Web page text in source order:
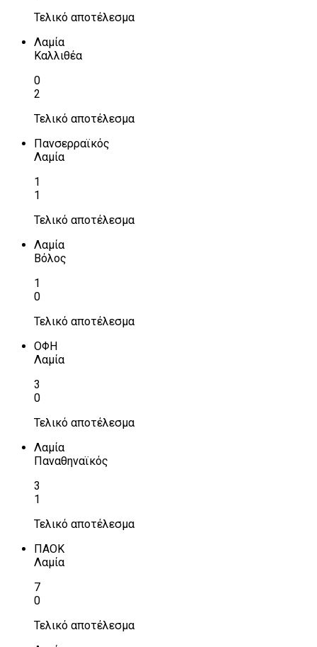
Τελικό αποτέλεσμα
Λαμία
Καλλιθέα
0
2
Τελικό αποτέλεσμα
Πανσερραϊκός
Λαμία
1
1
Τελικό αποτέλεσμα
Λαμία
Βόλος
1
0
Τελικό αποτέλεσμα
ΟΦΗ
Λαμία
3
0
Τελικό αποτέλεσμα
Λαμία
Παναθηναϊκός
3
1
Τελικό αποτέλεσμα
ΠΑΟΚ
Λαμία
7
0
Τελικό αποτέλεσμα